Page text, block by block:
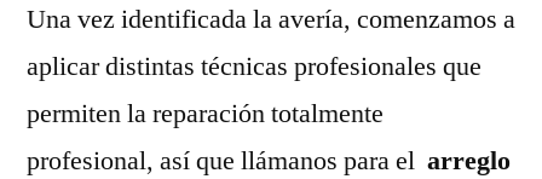
Una vez identificada la avería, comenzamos a
aplicar distintas técnicas profesionales que
permiten la reparación totalmente
profesional, así que llámanos para el arreglo